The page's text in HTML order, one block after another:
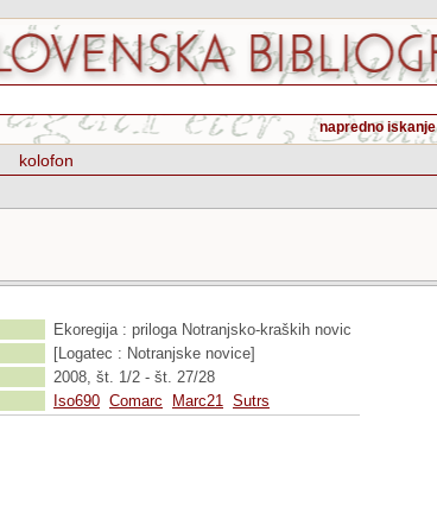
napredno iskanje
kolofon
Ekoregija : priloga Notranjsko-kraških novic
[Logatec : Notranjske novice]
2008, št. 1/2 - št. 27/28
Iso690 Comarc Marc21 Sutrs